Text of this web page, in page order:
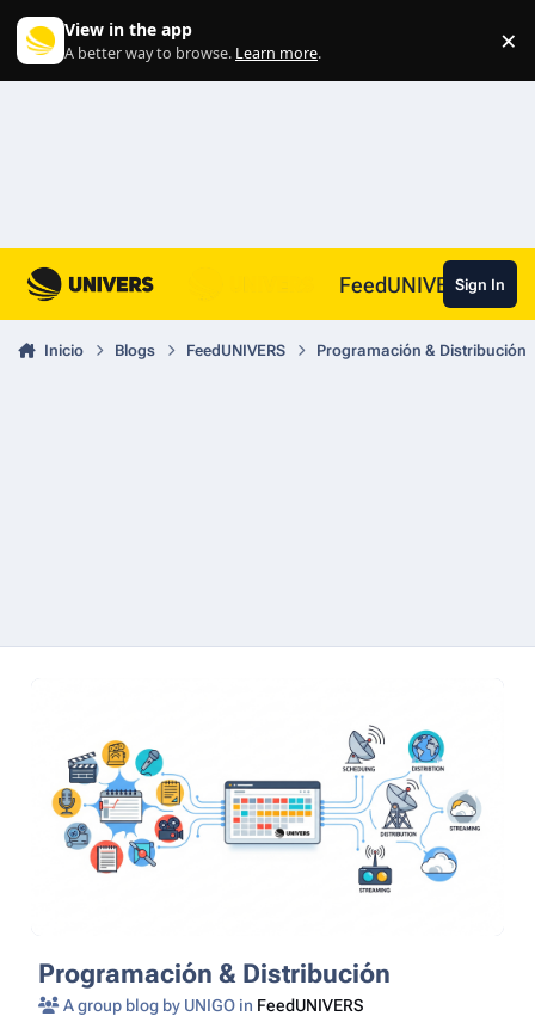
View in the app
A better way to browse. Learn more. ×
FeedUNIVERSSign In
Inicio Blogs FeedUNIVERS Programación & Distribución
Programación & Distribución
A group blog by UNIGO in FeedUNIVERS